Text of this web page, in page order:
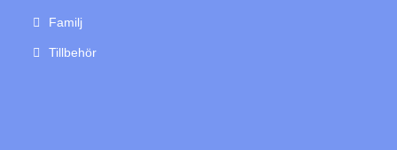
Familj
Tillbehör